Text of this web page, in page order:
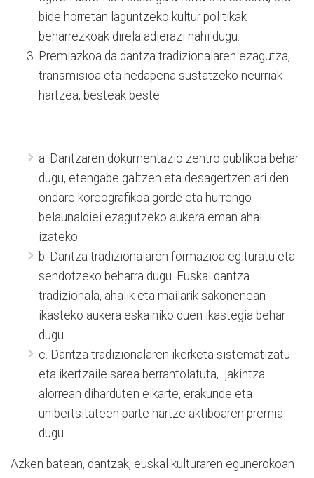
bide horretan laguntzeko kultur politikak
beharrezkoak direla adierazi nahi dugu.
Premiazkoa da dantza tradizionalaren ezagutza,
transmisioa eta hedapena sustatzeko neurriak
hartzea, besteak beste:
a. Dantzaren dokumentazio zentro publikoa behar
dugu, etengabe galtzen eta desagertzen ari den
ondare koreografikoa gorde eta hurrengo
belaunaldiei ezagutzeko aukera eman ahal
izateko.
b. Dantza tradizionalaren formazioa egituratu eta
sendotzeko beharra dugu. Euskal dantza
tradizionala, ahalik eta mailarik sakonenean
ikasteko aukera eskainiko duen ikastegia behar
dugu.
c. Dantza tradizionalaren ikerketa sistematizatu
eta ikertzaile sarea berrantolatuta, jakintza
alorrean diharduten elkarte, erakunde eta
unibertsitateen parte hartze aktiboaren premia
dugu.
Azken batean, dantzak, euskal kulturaren egunerokoan